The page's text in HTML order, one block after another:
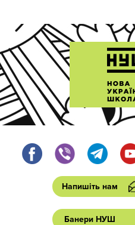
Напишіть нам
Банери НУШ